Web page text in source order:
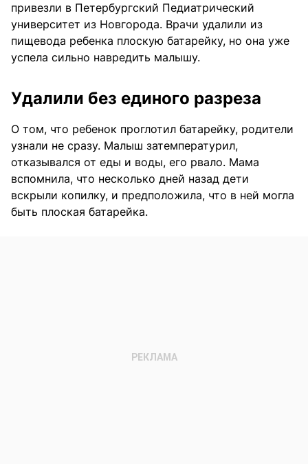
привезли в Петербургский Педиатрический
университет из Новгорода. Врачи удалили из
пищевода ребенка плоскую батарейку, но она уже
успела сильно навредить малышу.
Удалили без единого разреза
О том, что ребенок проглотил батарейку, родители
узнали не сразу. Малыш затемпературил,
отказывался от еды и воды, его рвало. Мама
вспомнила, что несколько дней назад дети
вскрыли копилку, и предположила, что в ней могла
быть плоская батарейка.